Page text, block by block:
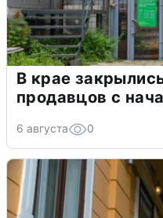
В крае
продавцов с
6 августа 0